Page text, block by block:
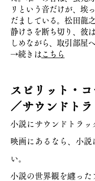
リという音だけが、埃
だましている。松田龍
静けさを断ち切り、彼
しめながら、取引部屋
→続きは こちら
スピリット・
／サウンドトラ
小説にサウンドトラッ
映画にあるなら、小説
い。
小説の世界観を纒った